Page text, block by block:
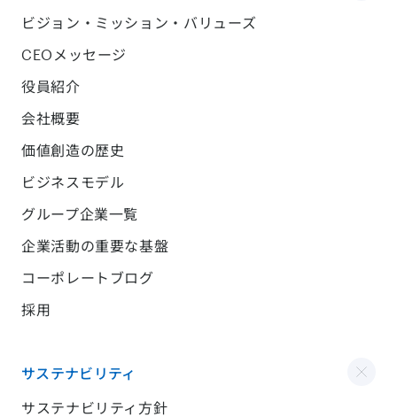
ビジョン・ミッション・バリューズ
CEOメッセージ
役員紹介
会社概要
価値創造の歴史
ビジネスモデル
グループ企業一覧
企業活動の重要な基盤
コーポレートブログ
採用
サステナビリティ
サステナビリティ方針